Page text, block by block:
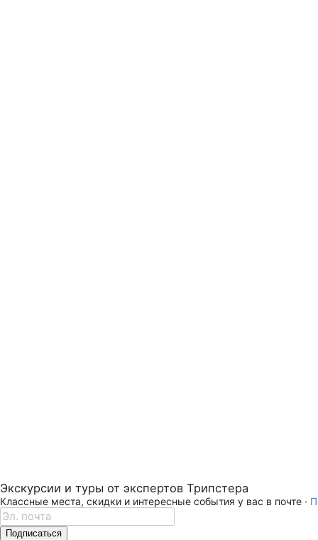
Экскурсии и туры от экспертов Трипстера
Классные места, скидки и интересные события у вас в почте ·
Подписаться